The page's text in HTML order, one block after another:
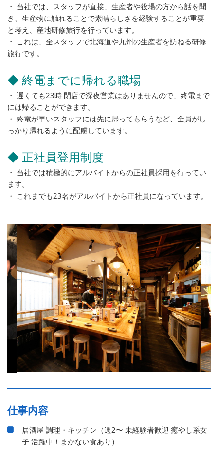
・ 当社では、スタッフが直接、生産者や役場の方から話を聞
き、生産物に触れることで素晴らしさを経験することが重要
と考え、産地研修旅行を行っています。
・ これは、全スタッフで北海道や九州の生産者を訪ねる研修
旅行です。
◆ 終電までに帰れる職場
・ 遅くても23時 閉店で深夜営業はありませんので、終電まで
には帰ることができます。
・ 終電が早いスタッフには先に帰ってもらうなど、全員がし
っかり帰れるように配慮しています。
◆ 正社員登用制度
・ 当社では積極的にアルバイトからの正社員採用を行ってい
ます。
・ これまでも23名がアルバイトから正社員になっています。
仕事内容
居酒屋 調理・キッチン（週2〜 未経験者歓迎 癒やし系女
子 活躍中！まかない食あり）